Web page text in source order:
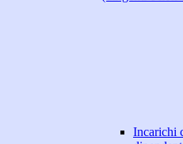
Incarichi